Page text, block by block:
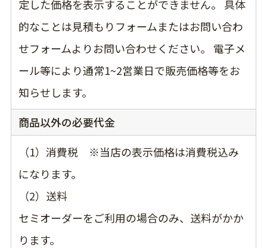
定した価格を表示することができません。 具体
的なことは見積もりフォームまたはお問い合わ
せフォームよりお問い合わせください。 電子メ
ール等により通常1~2営業日で販売価格等をお
知らせします。
商品以外の必要代金
（1）消費税 ※当店の表示価格は消費税込み
になります。
（2）送料
セミオーダーをご利用の場合のみ、送料がかか
ります。